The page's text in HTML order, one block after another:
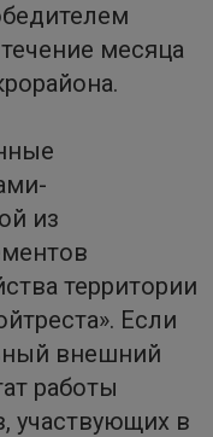
месяца
из
территории
Если
внешний
работы
участвующих в